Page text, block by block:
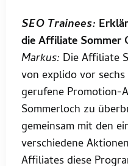
SEO Trainees:
die Affiliate Sommer
Markus: Die Affiliate
von explido vor
gerufene Promotion-
Sommerloch zu
gemeinsam mit den
verschiedene
Affiliates diese